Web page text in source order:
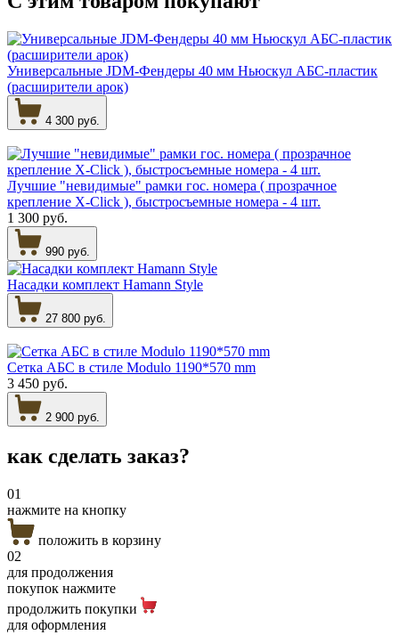
Универсальные JDM-Фендеры 40 мм Ньюскул АБС-пластик
(расширители арок)
4 300 руб.
Лучшие "невидимые" рамки гос. номера ( прозрачное
крепление X-Click ), быстросъемные номера - 4 шт.
1 300 руб.
990 руб.
Насадки комплект Hamann Style
27 800 руб.
Сетка АБС в стиле Modulo 1190*570 mm
3 450 руб.
2 900 руб.
как сделать заказ?
01
нажмите на кнопку
положить в корзину
02
для продолжения
покупок нажмите
продолжить покупки
для оформления